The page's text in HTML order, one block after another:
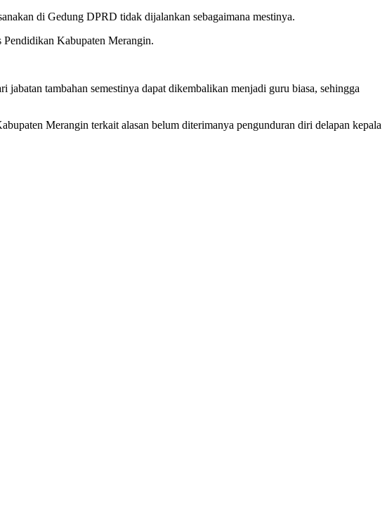
di Gedung DPRD tidak dijalankan sebagaimana mestinya.
Kabupaten Merangin.
tambahan semestinya dapat dikembalikan menjadi guru biasa, sehingga
Merangin terkait alasan belum diterimanya pengunduran diri delapan kepala